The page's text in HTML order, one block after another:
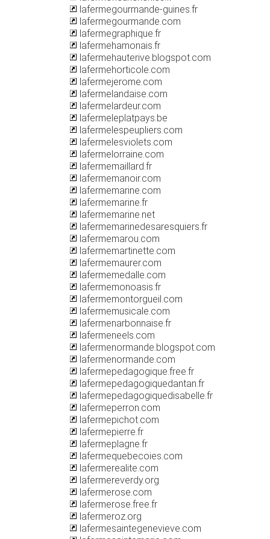
lafermegourmande-guines.fr
lafermegourmande.com
lafermegraphique.fr
lafermehamonais.fr
lafermehauterive.blogspot.com
lafermehorticole.com
lafermejerome.com
lafermelandaise.com
lafermelardeur.com
lafermeleplatpays.be
lafermelespeupliers.com
lafermelesviolets.com
lafermelorraine.com
lafermemaillard.fr
lafermemanoir.com
lafermemarine.com
lafermemarine.fr
lafermemarine.net
lafermemarinedesaresquiers.fr
lafermemarou.com
lafermemartinette.com
lafermemaurer.com
lafermemedalle.com
lafermemonoasis.fr
lafermemontorgueil.com
lafermemusicale.com
lafermenarbonnaise.fr
lafermeneels.com
lafermenormande.blogspot.com
lafermenormande.com
lafermepedagogique.free.fr
lafermepedagogiquedantan.fr
lafermepedagogiquedisabelle.fr
lafermeperron.com
lafermepichot.com
lafermepierre.fr
lafermeplagne.fr
lafermequebecoies.com
lafermerealite.com
lafermereverdy.org
lafermerose.com
lafermerose.free.fr
lafermeroz.org
lafermesaintegenevieve.com